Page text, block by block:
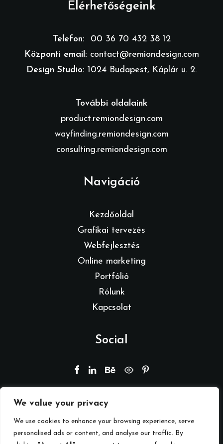
We value your privacy
We use cookies to enhance your browsing experience, serve
personalised ads or content, and analyse our traffic. By
Elérhetőségeink
Telefon:
00 36 70 432 38 12
Központi email: contact@remiondesign.com
Design Studio: 1024 Budapest, Káplár u. 2.
További oldalaink
product.remiondesign.com
wayfinding.remiondesign.com
consulting.remiondesign.com
Navigáció
Kezdőoldal
Grafikai tervezés
Webfejlesztés
Online marketing
Portfólió
Rólunk
Kapcsolat
Social
© 2026 Branding by REMION.Minden jog fenntartva